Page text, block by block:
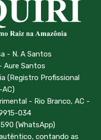
- N. A Santos
Aure Santos
(Registro Profissional
AC)
- Rio Branco, AC -
034
(WhatsApp)
contando as